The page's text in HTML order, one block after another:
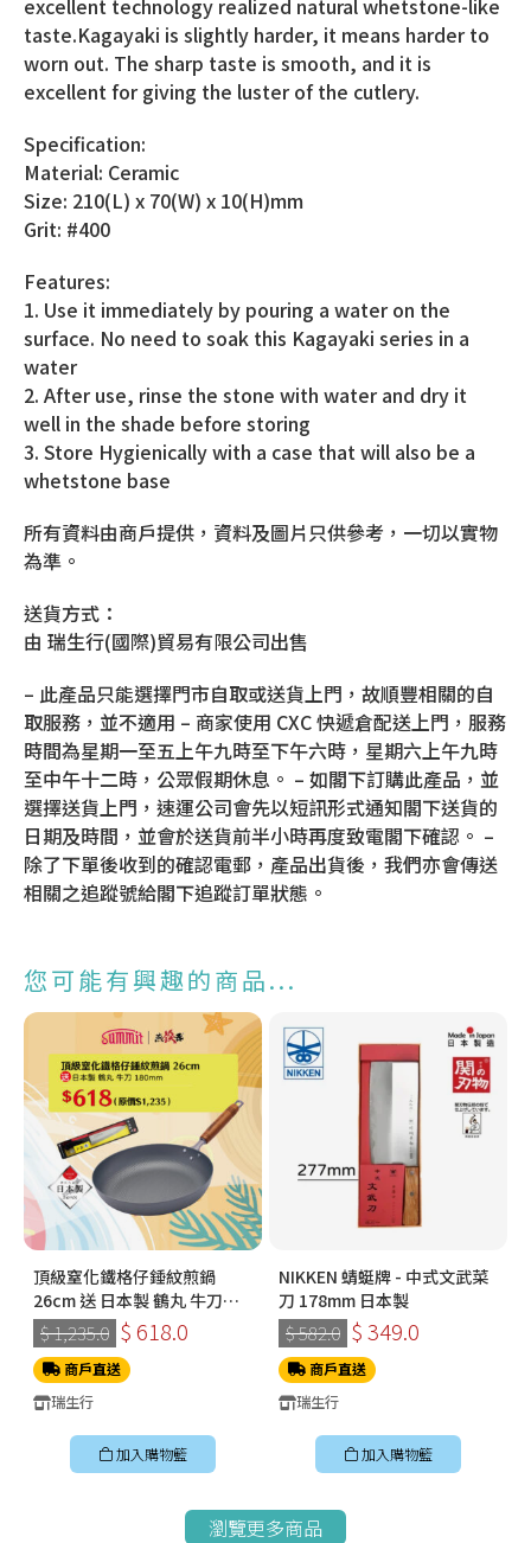
excellent technology realized natural whetstone-like
taste.Kagayaki is slightly harder, it means harder to
worn out. The sharp taste is smooth, and it is
excellent for giving the luster of the cutlery.
Specification:
Material: Ceramic
Size: 210(L) x 70(W) x 10(H)mm
Grit: #400
Features:
1. Use it immediately by pouring a water on the
surface. No need to soak this Kagayaki series in a
water
2. After use, rinse the stone with water and dry it
well in the shade before storing
3. Store Hygienically with a case that will also be a
whetstone base
所有資料由商戶提供，資料及圖片只供參考，一切以實物
為準。
送貨方式：
由 瑞生行(國際)貿易有限公司出售
– 此產品只能選擇門市自取或送貨上門，故順豐相關的自
取服務，並不適用 – 商家使用 CXC 快遞倉配送上門，服務
時間為星期一至五上午九時至下午六時，星期六上午九時
至中午十二時，公眾假期休息。 – 如閣下訂購此產品，並
選擇送貨上門，速運公司會先以短訊形式通知閣下送貨的
日期及時間，並會於送貨前半小時再度致電閣下確認。 –
除了下單後收到的確認電郵，產品出貨後，我們亦會傳送
相關之追蹤號給閣下追蹤訂單狀態。
您可能有興趣的商品...
頂級窒化鐵格仔錘紋煎鍋
26cm 送 日本製 鶴丸 牛刀
180mm
$ 1,235.0 $ 618.0
商戶直送
瑞生行
加入購物籃
NIKKEN 蜻蜓牌 - 中式文武菜
刀 178mm 日本製
$ 582.0 $ 349.0
商戶直送
瑞生行
加入購物籃
瀏覽更多商品